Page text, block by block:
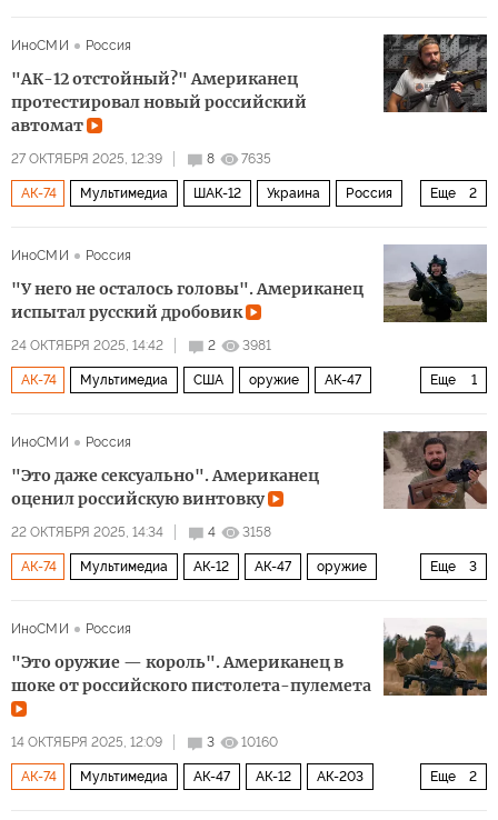
ИноСМИ Россия
"АК-12 отстойный?" Американец
протестировал новый российский
автомат
27 ОКТЯБРЯ 2025, 12:39 8 7635
Еще 2
АК-74 Мультимедиа ШАК-12 Украина Россия
ИноСМИ
Россия
"У него не осталось головы". Американец
испытал русский дробовик
24 ОКТЯБРЯ 2025, 14:42 2 3981
Еще 1
АК-74 Мультимедиа США оружие АК-47
ИноСМИ
Россия
"Это даже сексуально". Американец
оценил российскую винтовку
22 ОКТЯБРЯ 2025, 14:34 4 3158
Еще 3
АК-74 Мультимедиа АК-12 АК-47 оружие
ИноСМИ
Россия
"Это оружие — король". Американец в
шоке от российского пистолета-пулемета
14 ОКТЯБРЯ 2025, 12:09 3 10160
Еще 2
АК-74 Мультимедиа АК-47 АК-12 АК-203